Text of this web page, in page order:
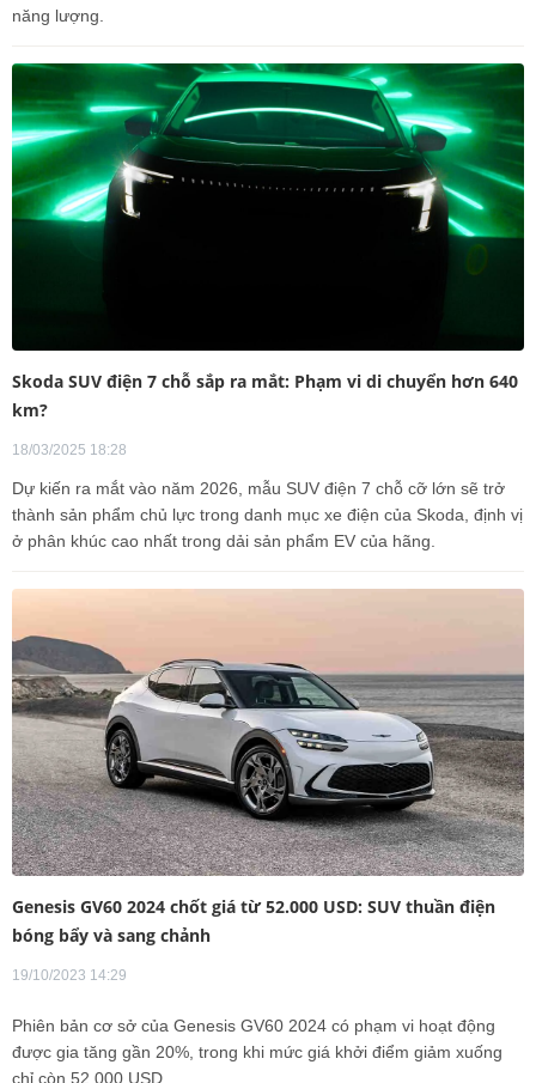
năng lượng.
Skoda SUV điện 7 chỗ sắp ra mắt: Phạm vi di chuyển hơn 640
km?
18/03/2025 18:28
Dự kiến ra mắt vào năm 2026, mẫu SUV điện 7 chỗ cỡ lớn sẽ trở
thành sản phẩm chủ lực trong danh mục xe điện của Skoda, định vị
ở phân khúc cao nhất trong dải sản phẩm EV của hãng.
Genesis GV60 2024 chốt giá từ 52.000 USD: SUV thuần điện
bóng bẩy và sang chảnh
19/10/2023 14:29
Phiên bản cơ sở của Genesis GV60 2024 có phạm vi hoạt động
được gia tăng gần 20%, trong khi mức giá khởi điểm giảm xuống
chỉ còn 52.000 USD.